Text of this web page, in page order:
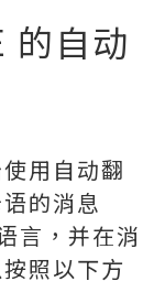
的自动
用自动翻
的消息
言，并在消
照以下方